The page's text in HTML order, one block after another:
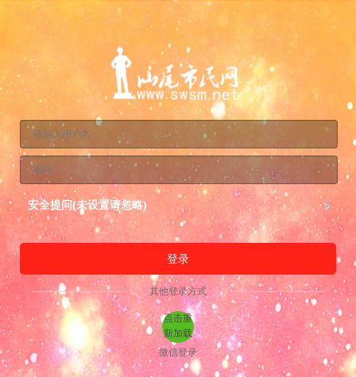
安全提问(未设置请忽略)
登录
其他登录方式
点击重
新加载
微信登录